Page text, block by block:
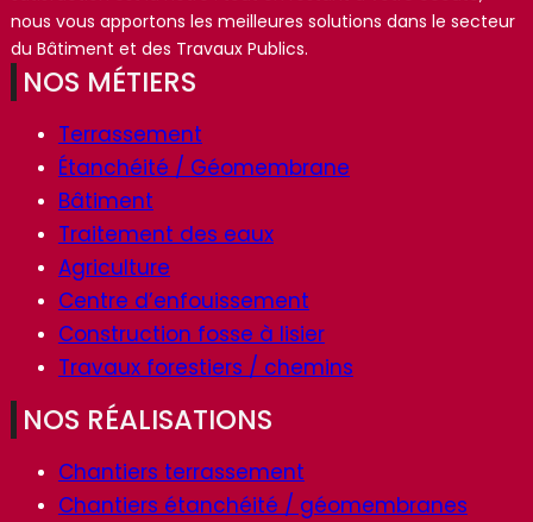
nous vous apportons les meilleures solutions dans le secteur
du Bâtiment et des Travaux Publics.
NOS MÉTIERS
Terrassement
Étanchéité / Géomembrane
Bâtiment
Traitement des eaux
Agriculture
Centre d’enfouissement
Construction fosse à lisier
Travaux forestiers / chemins
NOS RÉALISATIONS
Chantiers terrassement
Chantiers étanchéité / géomembranes